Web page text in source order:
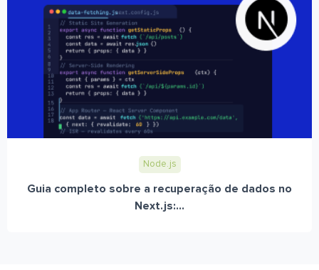
Node.js
Guia completo sobre a recuperação de dados no
Next.js:...